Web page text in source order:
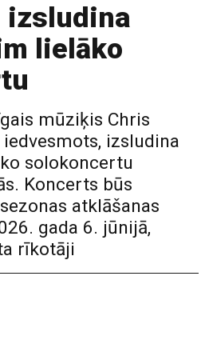
izsludina
lielāko
mūziķis Chris
iedvesmots, izsludina
solokoncertu
Koncerts būs
atklāšanas
gada 6. jūnijā,
rīkotāji